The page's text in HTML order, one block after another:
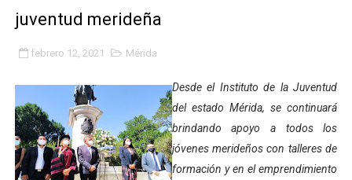
Fundacite Mérida dicta taller gratuito de electrónica
INN-Mérida celebró el Lacto grado para promover el
Impulsan plan estratégico de seguridad ciudadana
Mérida impulsa desarrollo económico con taller de
Fomficc consolida alianzas e impulsa la economía
juventud merideña
febrero 12, 2021 Mérida
Desde el Instituto de la Juventud
del estado Mérida, se continuará
brindando apoyo a todos los
jóvenes merideños con talleres de
formación y en el emprendimiento